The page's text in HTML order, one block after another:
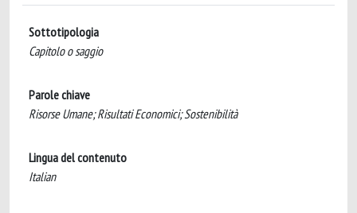
Sottotipologia
Capitolo o saggio
Parole chiave
Risorse Umane; Risultati Economici; Sostenibilità
Lingua del contenuto
Italian